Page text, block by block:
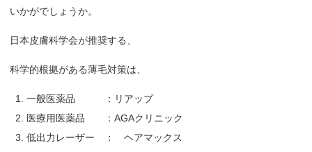
いかがでしょうか。
日本皮膚科学会が推奨する、
科学的根拠がある薄毛対策は、
一般医薬品 ：リアップ
医療用医薬品 ：AGAクリニック
低出力レーザー ： ヘアマックス